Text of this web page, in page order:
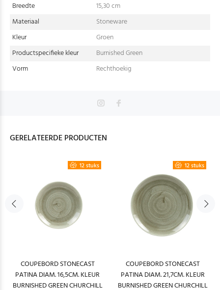
Breedte
15,30 cm
Materiaal
Stoneware
Kleur
Groen
Productspecifieke kleur
Burnished Green
Vorm
Rechthoekig
GERELATEERDE PRODUCTEN
12 stuks
COUPEBORD STONECAST
PATINA DIAM. 16,5CM. KLEUR
BURNISHED GREEN CHURCHILL
12 stuks
COUPEBORD STONECAST
PATINA DIAM. 21,7CM. KLEUR
BURNISHED GREEN CHURCHILL